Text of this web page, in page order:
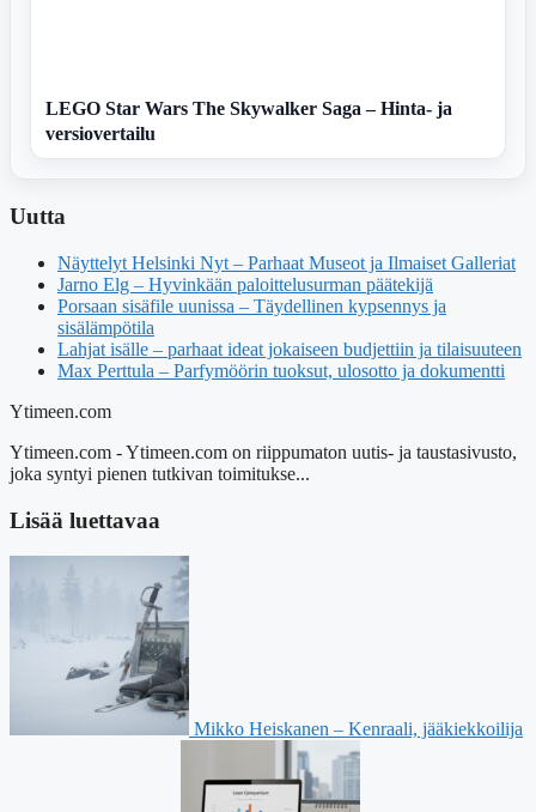
LEGO Star Wars The Skywalker Saga – Hinta- ja
versiovertailu
Uutta
Näyttelyt Helsinki Nyt – Parhaat Museot ja Ilmaiset Galleriat
Jarno Elg – Hyvinkään paloittelusurman päätekijä
Porsaan sisäfile uunissa – Täydellinen kypsennys ja
sisälämpötila
Lahjat isälle – parhaat ideat jokaiseen budjettiin ja tilaisuuteen
Max Perttula – Parfymöörin tuoksut, ulosotto ja dokumentti
Ytimeen.com
Ytimeen.com - Ytimeen.com on riippumaton uutis- ja taustasivusto,
joka syntyi pienen tutkivan toimitukse...
Lisää luettavaa
Mikko Heiskanen – Kenraali, jääkiekkoilija